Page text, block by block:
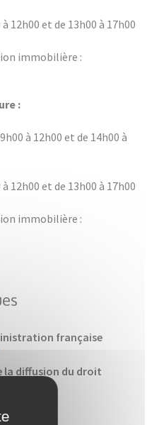
12h00 et de 13h00 à 17h00
immobilière :
:
à 12h00 et de 14h00 à
12h00 et de 13h00 à 17h00
immobilière :
française
la diffusion du droit